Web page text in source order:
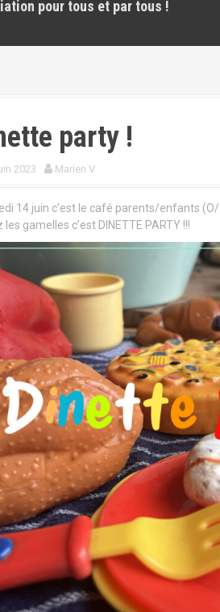
pour tous et par tous !
party !
2023 Marien V
14 juin c’est le café parents/enfants
gamelles c’est DINETTE PARTY !!!